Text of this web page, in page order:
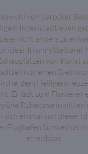
von barocker
Innenstadtleben
nicht anders zu
ideal. In unmittelbarer
von Kunst
nur einen
dem
Er lädt zum Flanieren
Ruheoase inmitten
sich einmal von dieser
Flughafen Schwechat
erreichbar.